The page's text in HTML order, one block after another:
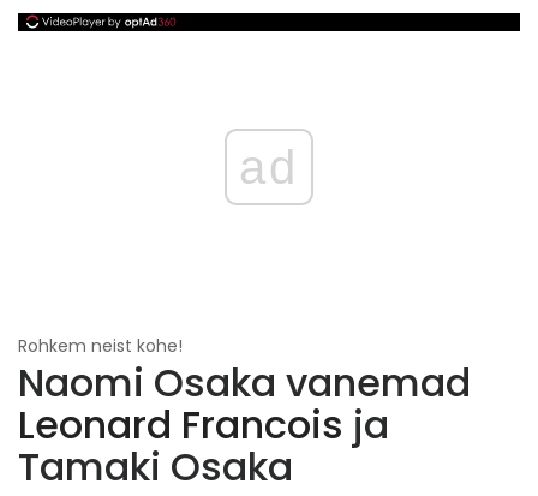
ad
Rohkem neist kohe!
Naomi Osaka vanemad
Leonard Francois ja
Tamaki Osaka